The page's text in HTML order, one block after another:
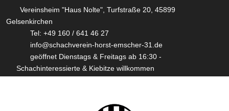
Vereinsheim "Haus Nolte", Turfstraße 20, 45899
Gelsenkirchen
Tel: +49 160 / 641 46 27
info@schachverein-horst-emscher-31.de
geöffnet Dienstags & Freitags ab 16:30 -
Schachinteressierte & Kiebitze willkommen